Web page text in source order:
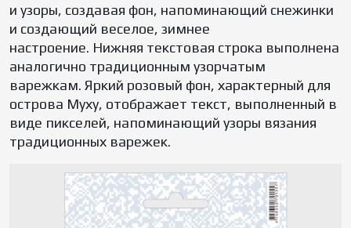
и узоры, создавая фон, напоминающий снежинки
и создающий веселое, зимнее
настроение. Нижняя текстовая строка выполнена
аналогично традиционным узорчатым
варежкам. Яркий розовый фон, характерный для
острова Муху, отображает текст, выполненный в
виде пикселей, напоминающий узоры вязания
традиционных варежек.